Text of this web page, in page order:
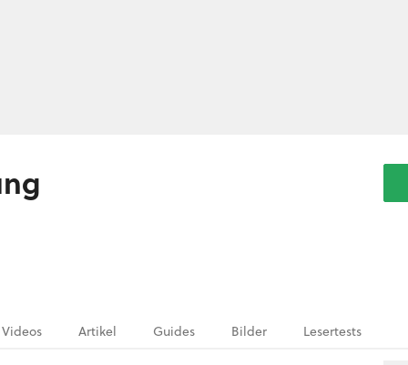
Videos Artikel Guides Bilder Lesertests